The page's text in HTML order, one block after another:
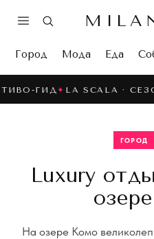
Город Мода Еда
✦LA SCALA · СЕЗОН ✦
ГОРОД
Luxury
На озере Комо